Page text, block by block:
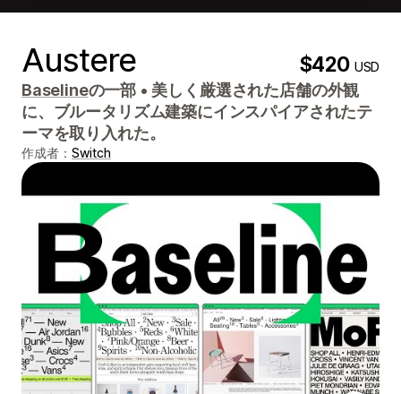
Austere $420USD
Baselineの一部 • 美しく厳選された店舗の外観
に、ブルータリズム建築にインスパイアされたテ
ーマを取り入れた。
作成者： Switch